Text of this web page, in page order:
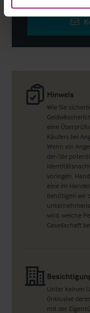
Hinweis
Wie Sie
eine
Käufers bei
Wenn ein
der/die
vorlegen.
eine im
benötigen wir
wird, welche
Gesellschaft
Unter keinen
(inklusive
mit der